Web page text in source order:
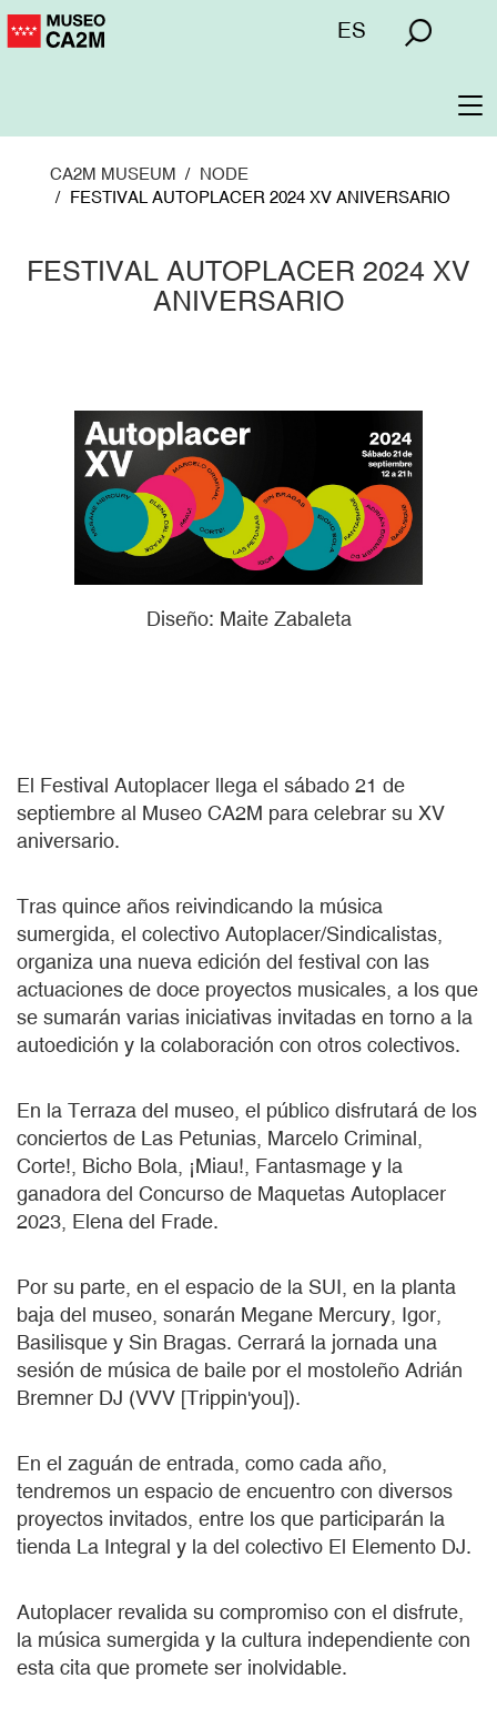
Skip
to
Menú
ES
CA2M MUSEUM
NODE
FESTIVAL AUTOPLACER 2024 XV ANIVERSARIO
FESTIVAL AUTOPLACER 2024 XV
ANIVERSARIO
Diseño: Maite Zabaleta
El Festival Autoplacer llega el sábado 21 de
septiembre al Museo CA2M para celebrar su XV
aniversario.
Tras quince años reivindicando la música
sumergida, el colectivo Autoplacer/Sindicalistas,
organiza una nueva edición del festival con las
actuaciones de doce proyectos musicales, a los que
se sumarán varias iniciativas invitadas en torno a la
autoedición y la colaboración con otros colectivos.
En la Terraza del museo, el público disfrutará de los
conciertos de Las Petunias, Marcelo Criminal,
Corte!, Bicho Bola, ¡Miau!, Fantasmage y la
ganadora del Concurso de Maquetas Autoplacer
2023, Elena del Frade.
Por su parte, en el espacio de la SUI, en la planta
baja del museo, sonarán Megane Mercury, Igor,
Basilisque y Sin Bragas. Cerrará la jornada una
sesión de música de baile por el mostoleño Adrián
Bremner DJ (VVV [Trippin'you]).
En el zaguán de entrada, como cada año,
tendremos un espacio de encuentro con diversos
proyectos invitados, entre los que participarán la
tienda La Integral y la del colectivo El Elemento DJ.
Autoplacer revalida su compromiso con el disfrute,
la música sumergida y la cultura independiente con
esta cita que promete ser inolvidable.